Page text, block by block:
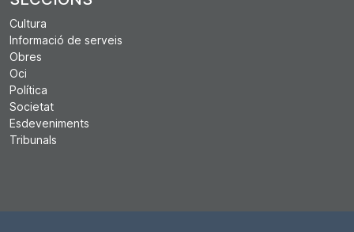
Cultura
Informació de serveis
Obres
Oci
Política
Societat
Esdeveniments
Tribunals